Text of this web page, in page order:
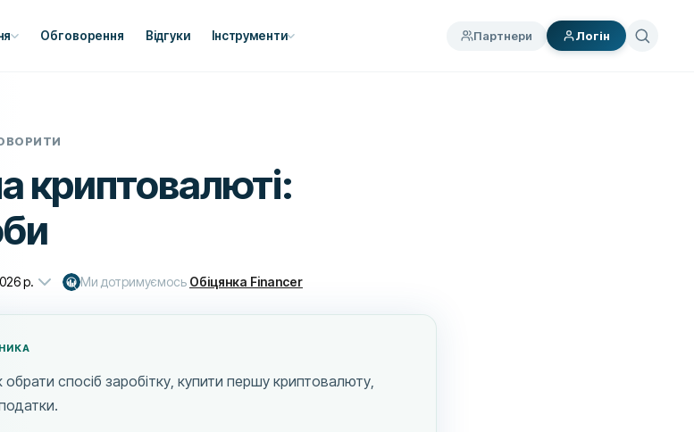
Обговорення Відгуки Інструменти Партнери Логін
криптовалюті:
р. Ми дотримуємось Обіцянка Financer
обрати спосіб заробітку, купити першу криптовалюту,